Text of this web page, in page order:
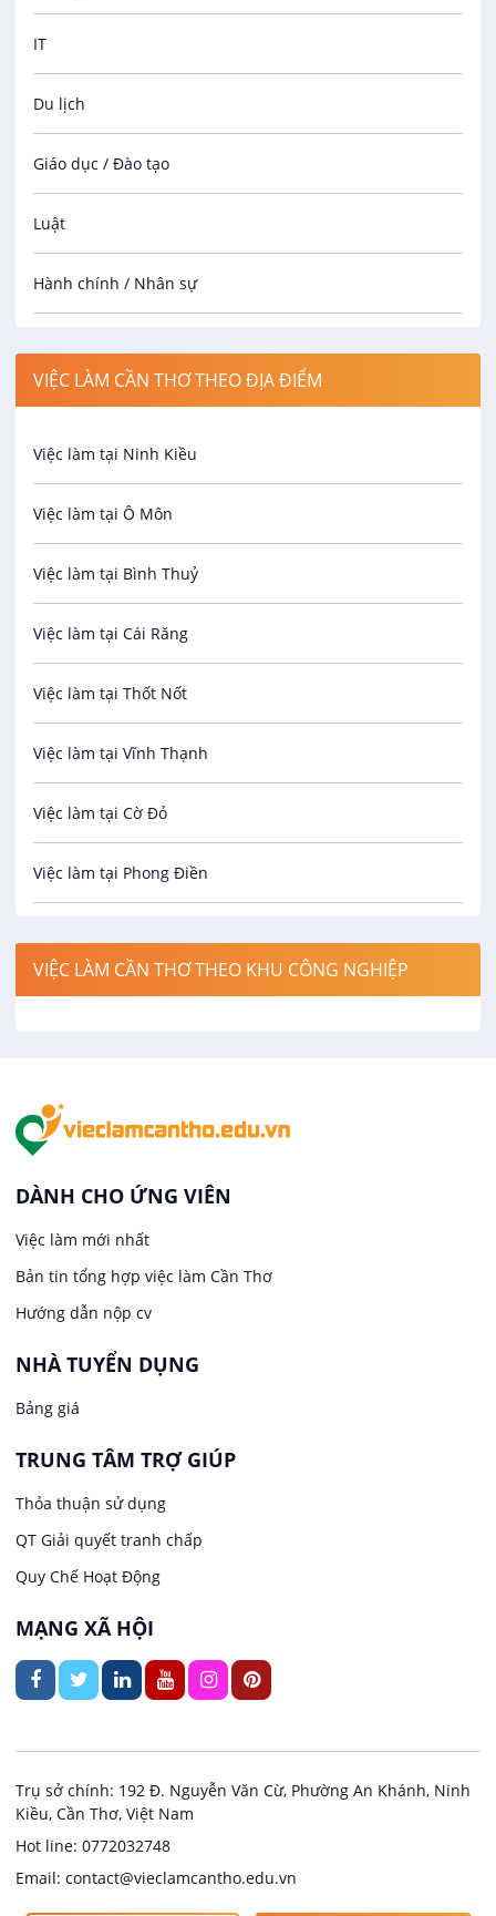
IT
Du lịch
Giáo dục / Đào tạo
Luật
Hành chính / Nhân sự
Spa
Bảo Vệ
An toàn lao động
Bảo hiểm
Biên phiên dịch
Bưu chính viễn thông
Cơ khí
Công nghệ sinh học
Công nghệ thực phẩm
Điện / Điện tử / Điện lạnh
Hàng hải / Hàng không
In ấn / Xuất bản
Kế toán
Lái xe
Lao Động Phổ Thông
Lễ tân
May mặc
Ngân hàng
Nhà hàng / Khách sạn
Thủy Sản
Quản lý chất lượng (QA/QC)
VIỆC LÀM CẦN THƠ THEO ĐỊA ĐIỂM
Việc làm tại Ninh Kiều
Việc làm tại Ô Môn
Việc làm tại Bình Thuỷ
Việc làm tại Cái Răng
Việc làm tại Thốt Nốt
Việc làm tại Vĩnh Thạnh
Việc làm tại Cờ Đỏ
Việc làm tại Phong Điền
Việc làm tại Cái Khế
Việc làm tại An Bình
Việc làm tại Long Tuyền
Việc làm tại Hưng Phú
Việc làm tại Phước Thới
Việc làm tại Thới Long
Việc làm tại Trung Nhất
Việc làm tại Thuận Hưng
Việc làm tại Vị Thanh
Việc làm tại Long Phú 1
Việc làm tại Đại Thành
VIỆC LÀM CẦN THƠ THEO KHU CÔNG NGHIỆP
DÀNH CHO ỨNG VIÊN
Việc làm mới nhất
Bản tin tổng hợp việc làm Cần Thơ
Hướng dẫn nộp cv
NHÀ TUYỂN DỤNG
Bảng giá
TRUNG TÂM TRỢ GIÚP
Thỏa thuận sử dụng
QT Giải quyết tranh chấp
Quy Chế Hoạt Động
MẠNG XÃ HỘI
Trụ sở chính: 192 Đ. Nguyễn Văn Cừ, Phường An Khánh, Ninh
Kiều, Cần Thơ, Việt Nam
Hot line: 0772032748
Email: contact@vieclamcantho.edu.vn
Copyright @ 2024Việc làm Cần Thơ